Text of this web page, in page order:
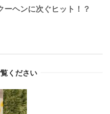
ーヘンに次ぐヒット！？
ください